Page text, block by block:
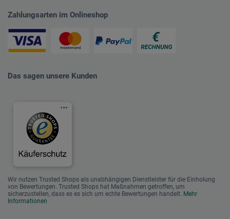
Zahlungsarten im Onlineshop
Das sagen unsere Kunden
Wir nutzen Trusted Shops als unabhängigen Dienstleister für die Einholung
von Bewertungen. Trusted Shops hat Maßnahmen getroffen, um
sicherzustellen, dass es es sich um echte Bewertungen handelt. Mehr
Informationen